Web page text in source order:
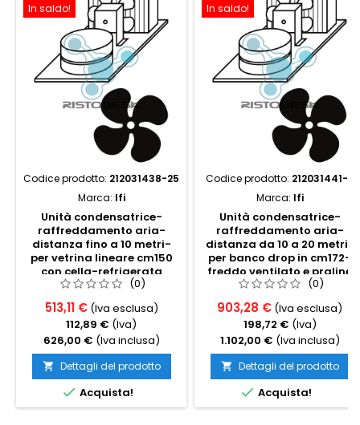
In saldo!
Codice prodotto: 212031438-25
Marca: Ifi
Unità condensatrice-
raffreddamento aria-
distanza fino a 10 metri-
per vetrina lineare cm150
con cella-refrigerata
ventilata (0)
513,11 € (Iva esclusa)
112,89 € (Iva)
626,00 € (Iva inclusa)
 Dettagli del prodotto
 Acquista!
In saldo!
Codice prodotto: 212031441-2
Marca: Ifi
Unità condensatrice-
raffreddamento aria-
distanza da 10 a 20 metri-
per banco drop in cm172-
freddo ventilato e praline
(0)
903,28 € (Iva esclusa)
198,72 € (Iva)
1.102,00 € (Iva inclusa)
 Dettagli del prodotto
 Acquista!